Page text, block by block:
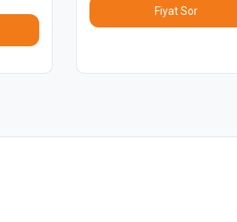
Fiyat Sor